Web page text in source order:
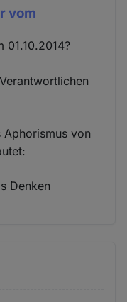
vom
01.10.2014?
Aphorismus von
Denken